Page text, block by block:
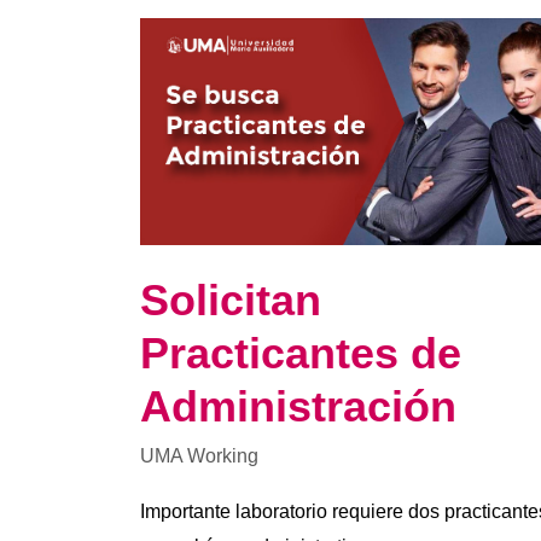
Solicitan
Practicantes de
Administración
UMA Working
Importante laboratorio requiere dos
Practicantes
Administración